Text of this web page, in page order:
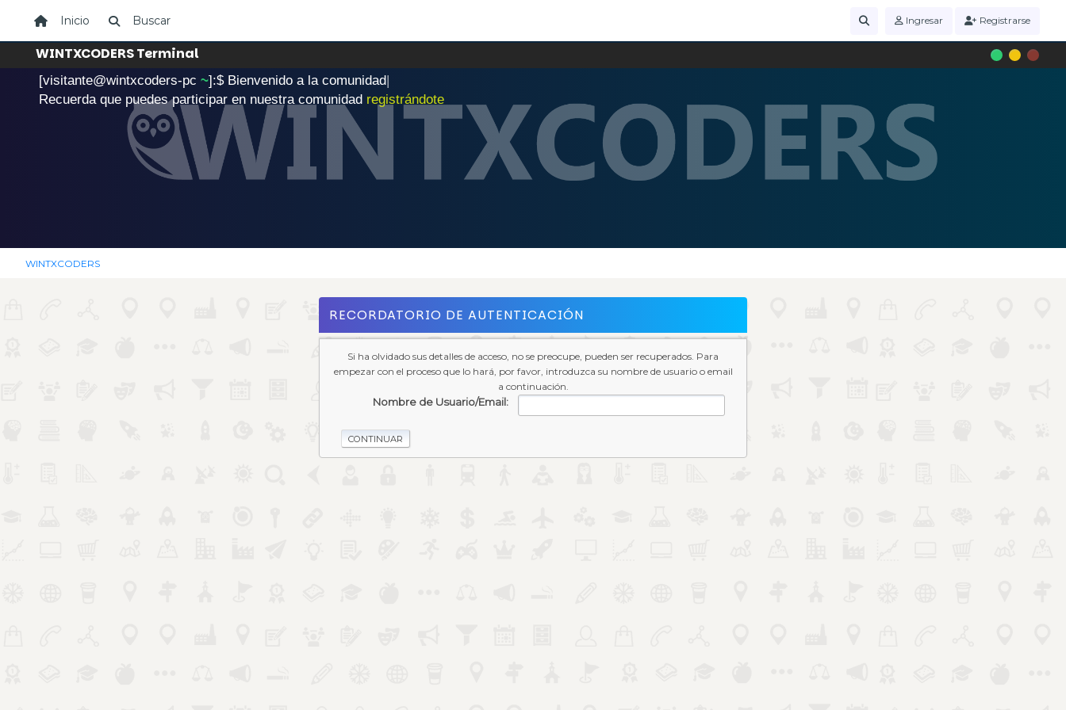
Inicio Buscar Ingresar Registrarse
WINTXCODERS Terminal
[visitante@wintxcoders-pc ~]:$ .Bienvenido a la comunidad|
Recuerda que puedes participar en nuestra comunidad registrándote
WINTXCODERS
RECORDATORIO DE AUTENTICACIÓN
Si ha olvidado sus detalles de acceso, no se preocupe, pueden ser recuperados. Para
empezar con el proceso que lo hará, por favor, introduzca su nombre de usuario o email
a continuación.
Nombre de Usuario/Email: